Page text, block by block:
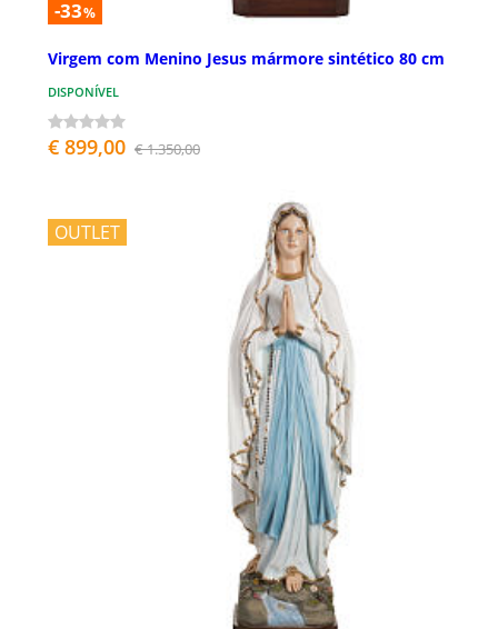
-33%
Virgem com Menino Jesus mármore sintético 80 cm
DISPONÍVEL
€ 899,00 € 1.350,00
OUTLET